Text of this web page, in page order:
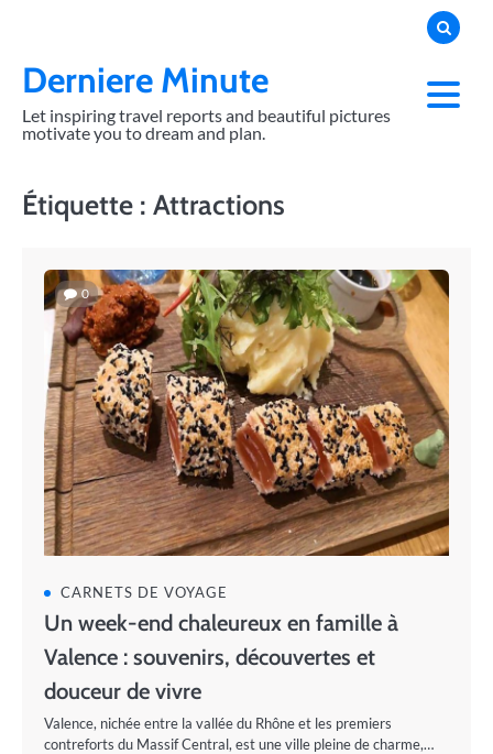
contentDerniere Minute
Let inspiring travel reports and beautiful pictures
motivate you to dream and plan.
Étiquette : Attractions
0
CARNETS DE VOYAGE
Un week-end chaleureux en famille à
Valence : souvenirs, découvertes et
douceur de vivre
Valence, nichée entre la vallée du Rhône et les premiers
contreforts du Massif Central, est une ville pleine de charme,…